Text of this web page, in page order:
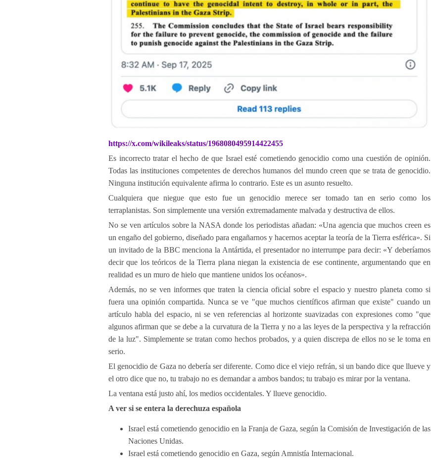
https://x.com/wikileaks/status/1968080495914422455
Es incorrecto tratar el hecho de que Israel esté cometiendo genocidio como una cuestión de opinión.
Todas las instituciones competentes de derechos humanos del mundo creen que se trata de genocidio.
Ninguna institución equivalente afirma lo contrario. Este es un asunto resuelto.
Cualquiera que niegue que esto fue un genocidio merece ser tomado tan en serio como los
terraplanistas. Son simplemente una versión extremadamente malvada y destructiva de ellos.
No se ven artículos sobre la NASA donde los periodistas añadan: «Una agencia que muchos creen es
un engaño del gobierno, diseñado para engañarnos y hacernos aceptar la teoría de la Tierra esférica». Si
un invitado de la BBC menciona la Antártida, el presentador no interrumpe para decir: «Y deberíamos
decir que los teóricos de la Tierra plana niegan la existencia de ese continente, argumentando que en
realidad es un muro de hielo que mantiene unidos los océanos».
Además, no se ven informes que traten la ciencia oficial sobre el espacio y nuestro planeta como si
fuera una opinión compartida. Nunca se ve "que muchos científicos afirman que existe" cuando un
artículo habla del espacio, ni se ven referencias al horizonte suavizadas con expresiones como "que
algunos afirman que se debe a la curvatura de la Tierra y no a las leyes de la perspectiva y la refracción
de la luz". Simplemente se tratan como hechos probados, y a quien discrepa de ellos no se le toma en
serio.
El genocidio de Gaza no debería ser diferente. Como dice el viejo refrán, si un bando dice que llueve y
el otro dice que no, tu trabajo no es demandar a ambos bandos; tu trabajo es mirar por la ventana.
La ventana está justo ahí, los medios occidentales. Y llueve genocidio.
A ver si se entera la derechuza española
Israel está cometiendo genocidio en la Franja de Gaza, según la Comisión de Investigación de las
Naciones Unidas.
Israel está cometiendo genocidio en Gaza, según Amnistía Internacional.